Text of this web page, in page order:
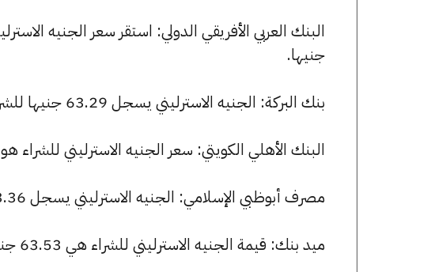
جنيها.
بنك البركة: الجنيه الاسترليني يسجل 63.29 جنيها للشراء و 63.70 جنيها للبيع.
البنك الأهلي الكويتي: سعر الجنيه الاسترليني للشراء هو 63.10 جنيها، وللبيع 64.24 جنيها.
مصرف أبوظبي الإسلامي: الجنيه الاسترليني يسجل 63.36 جنيها للشراء و 63.76 جنيها للبيع.
ميد بنك: قيمة الجنيه الاسترليني للشراء هي 63.53 جنيها، وللبيع 63.88 جنيها.